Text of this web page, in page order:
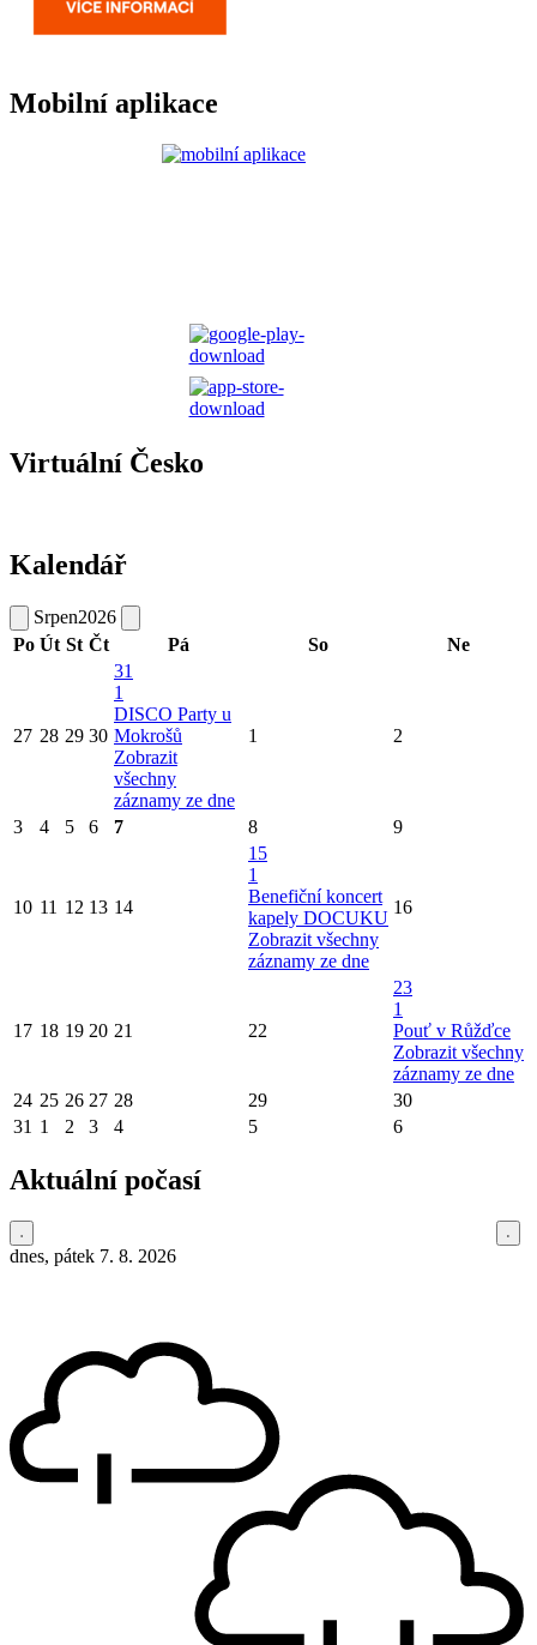
Mobilní aplikace
Virtuální Česko
Kalendář
Srpen2026
Po Út St Čt Pá So Ne
27 28 29 30
31
1
DISCO Party u
Mokrošů
Zobrazit
všechny
záznamy ze dne
1 2
3 4 5 6 7 8 9
10 11 12 13 14
15
1
Benefiční koncert
kapely DOCUKU
Zobrazit všechny
záznamy ze dne
16
17 18 19 20 21 22
23
1
Pouť v Růžďce
Zobrazit všechny
záznamy ze dne
24 25 26 27 28 29
30
31 1 2 3 4 5 6
Aktuální počasí
dnes, pátek 7. 8. 2026